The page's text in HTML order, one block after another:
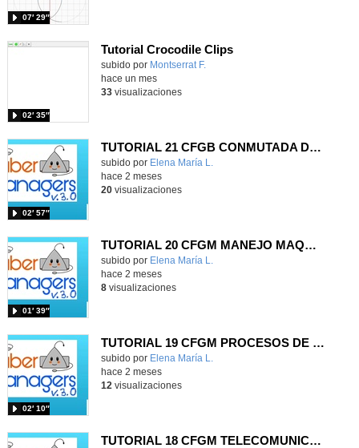
07′ 29″
Tutorial Crocodile Clips
Contenido educativo.
subido por Montserrat F.
02′ 35″
hace un mes
33visualizaciones
TUTORIAL 21 CFGB CONMUTADA DE DOBLE ENTRADA
Contenido educativo.
subido por Elena María L.
02′ 57″
hace 2 meses
20visualizaciones
TUTORIAL 20 CFGM MANEJO MAQUINARIA INDUSTRIAL
Contenido educativo.
subido por Elena María L.
01′ 39″
hace 2 meses
8visualizaciones
TUTORIAL 19 CFGM PROCESOS DE MECANIZADO
Contenido educativo.
subido por Elena María L.
02′ 10″
hace 2 meses
12 visualizaciones
TUTORIAL 18 CFGM TELECOMUNICACIONES